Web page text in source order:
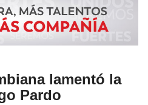
lamentó la
Pardo